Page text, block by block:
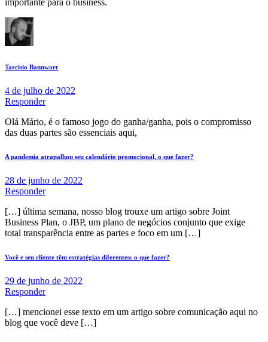
Tarcisio Bannwart
4 de julho de 2022
Responder
Olá Mário, é o famoso jogo do ganha/ganha, pois o compromisso
das duas partes são essenciais aqui,
A pandemia atrapalhou seu calendário promocional, o que fazer?
28 de junho de 2022
Responder
[…] última semana, nosso blog trouxe um artigo sobre Joint
Business Plan, o JBP, um plano de negócios conjunto que exige
total transparência entre as partes e foco em um […]
Você e seu cliente têm estratégias diferentes: o que fazer?
29 de junho de 2022
Responder
[…] mencionei esse texto em um artigo sobre comunicação aqui no
blog que você deve […]